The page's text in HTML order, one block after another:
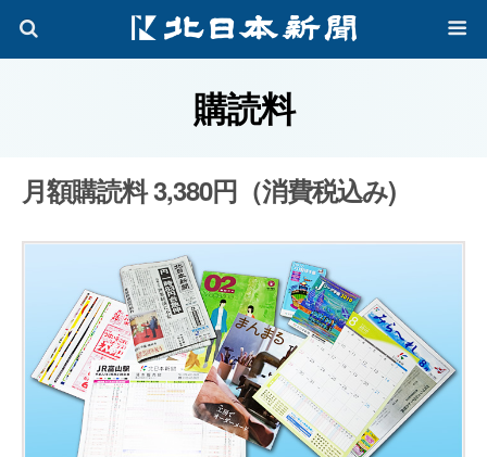
購読料
月額購読料 3,380円（消費税込み)